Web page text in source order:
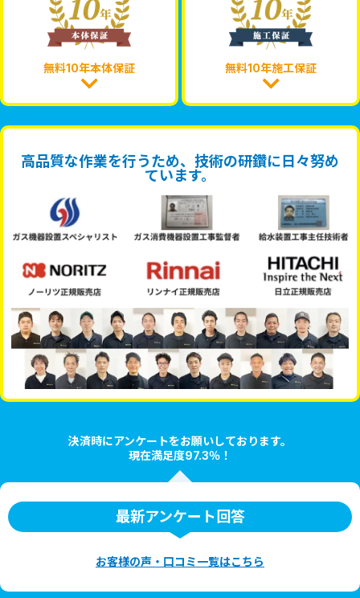
無料10年本体保証 無料10年施工保証
高品質な作業を行うため、技術の研鑽に日々努め
ています。
決済時にアンケートをお願いしております。
現在満足度97.3％！
最新アンケート回答
お客様の声・口コミ一覧はこちら